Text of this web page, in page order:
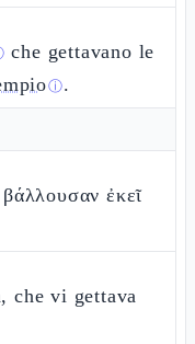
che gettavano le
ⓘ.
βάλλουσαν ἐκεῖ
che vi gettava